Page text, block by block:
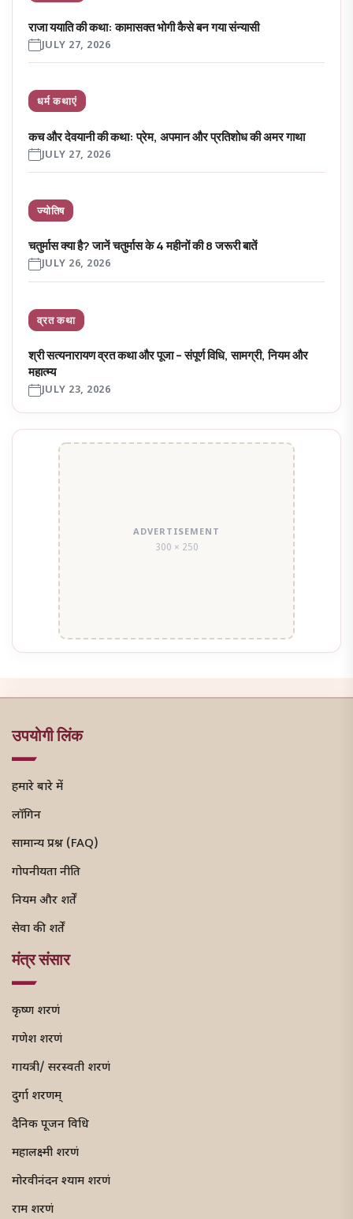
राजा ययाति की कथा: कामासक्त भोगी कैसे बन गया संन्यासी
JULY 27, 2026
धर्म कथाएं
कच और देवयानी की कथा: प्रेम, अपमान और प्रतिशोध की अमर गाथा
JULY 27, 2026
ज्योतिष
चतुर्मास क्या है? जानें चतुर्मास के 4 महीनों की 8 जरूरी बातें
JULY 26, 2026
व्रत कथा
श्री सत्यनारायण व्रत कथा और पूजा – संपूर्ण विधि, सामग्री, नियम और
महात्म्य
JULY 23, 2026
ADVERTISEMENT
300 × 250
उपयोगी लिंक
हमारे बारे में
लॉगिन
सामान्य प्रश्न (FAQ)
गोपनीयता नीति
नियम और शर्तें
सेवा की शर्तें
मंत्र संसार
कृष्ण शरणं
गणेश शरणं
गायत्री/ सरस्वती शरणं
दुर्गा शरणम्
दैनिक पूजन विधि
महालक्ष्मी शरणं
मोरवीनंदन श्याम शरणं
राम शरणं